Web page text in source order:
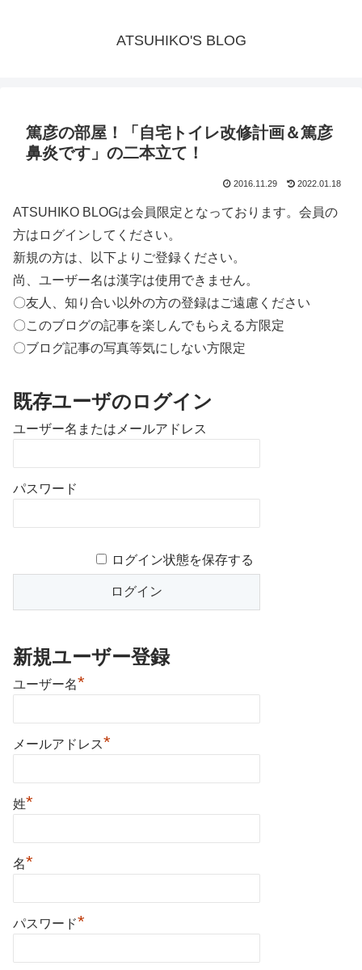
ATSUHIKO'S BLOG
篤彦の部屋！「自宅トイレ改修計画＆篤彦
鼻炎です」の二本立て！
2016.11.29 2022.01.18
ATSUHIKO BLOGは会員限定となっております。会員の
方はログインしてください。
新規の方は、以下よりご登録ください。
尚、ユーザー名は漢字は使用できません。
〇友人、知り合い以外の方の登録はご遠慮ください
〇このブログの記事を楽しんでもらえる方限定
〇ブログ記事の写真等気にしない方限定
既存ユーザのログイン
ユーザー名またはメールアドレス
パスワード
ログイン状態を保存する
新規ユーザー登録
ユーザー名*
メールアドレス*
姓*
名*
パスワード*